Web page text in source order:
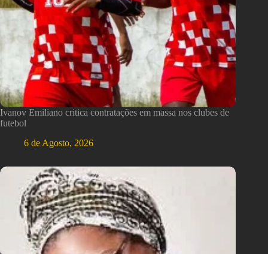
Ivanov Emiliano critica contratações em massa nos clubes de
futebol
6 de Agosto, 2026